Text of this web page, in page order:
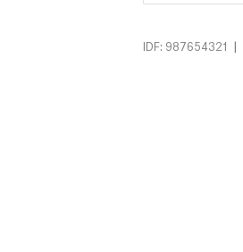
IDF: 987654321 |